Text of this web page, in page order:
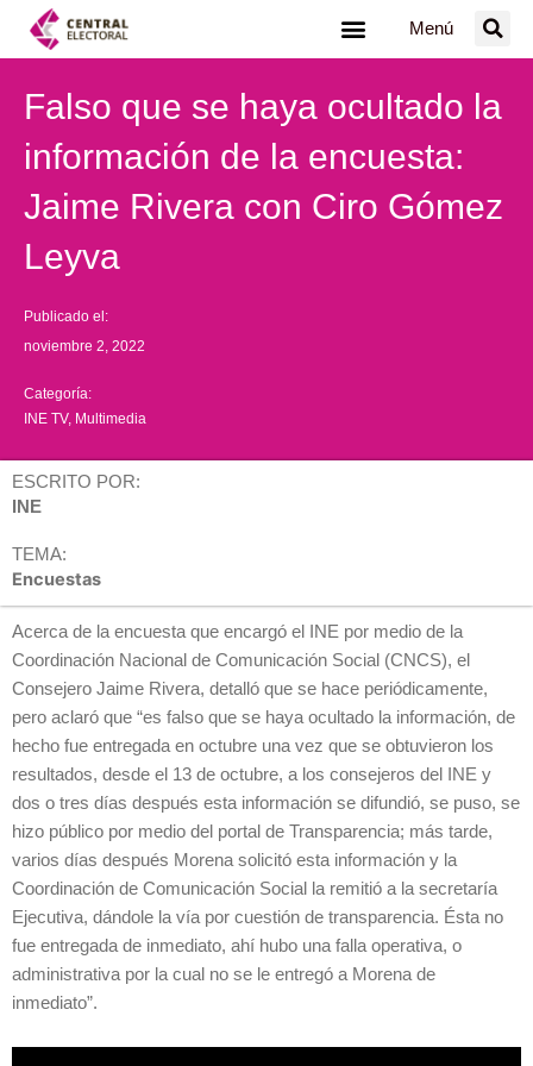
Menú
Falso que se haya ocultado la
información de la encuesta:
Jaime Rivera con Ciro Gómez
Leyva
Publicado el:
noviembre 2, 2022
Categoría:
INE TV, Multimedia
ESCRITO POR:
INE
TEMA:
Encuestas
Acerca de la encuesta que encargó el INE por medio de la
Coordinación Nacional de Comunicación Social (CNCS), el
Consejero Jaime Rivera, detalló que se hace periódicamente,
pero aclaró que “es falso que se haya ocultado la información, de
hecho fue entregada en octubre una vez que se obtuvieron los
resultados, desde el 13 de octubre, a los consejeros del INE y
dos o tres días después esta información se difundió, se puso, se
hizo público por medio del portal de Transparencia; más tarde,
varios días después Morena solicitó esta información y la
Coordinación de Comunicación Social la remitió a la secretaría
Ejecutiva, dándole la vía por cuestión de transparencia. Ésta no
fue entregada de inmediato, ahí hubo una falla operativa, o
administrativa por la cual no se le entregó a Morena de
inmediato”.